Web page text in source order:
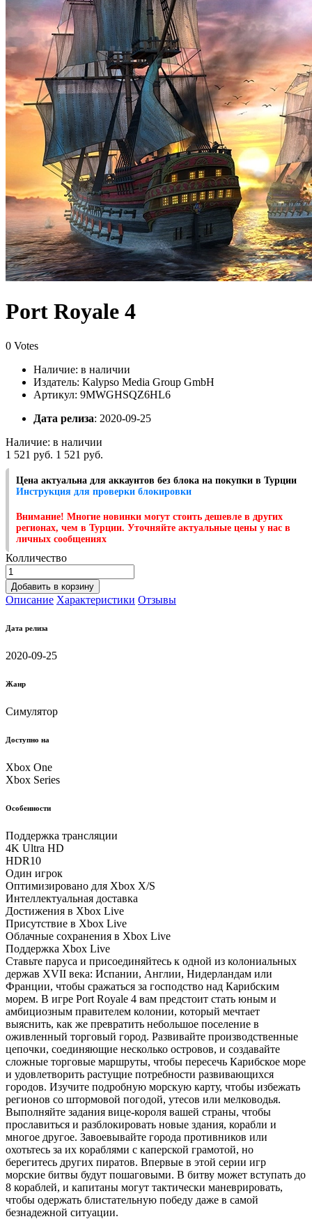
Port Royale 4
0 Votes
Наличие: в наличии
Издатель: Kalypso Media Group GmbH
Артикул: 9MWGHSQZ6HL6
Дата релиза: 2020-09-25
Наличие: в наличии
1 521 руб. 1 521 руб.
Цена актуальна для аккаунтов без блока на покупки в Турции
Инструкция для проверки блокировки
Внимание! Многие новинки могут стоить дешевле в других
регионах, чем в Турции. Уточняйте актуальные цены у нас в
личных сообщениях
Колличество
Добавить в корзину
Описание Характеристики Отзывы
Дата релиза
2020-09-25
Жанр
Симулятор
Доступно на
Xbox One
Xbox Series
Особенности
Поддержка трансляции
4K Ultra HD
HDR10
Один игрок
Оптимизировано для Xbox X/S
Интеллектуальная доставка
Достижения в Xbox Live
Присутствие в Xbox Live
Облачные соxранения в Xbox Live
Поддержка Xbox Live
Ставьте паруса и присоединяйтесь к одной из колониальных
держав XVII века: Испании, Англии, Нидерландам или
Франции, чтобы сражаться за господство над Карибским
морем. В игре Port Royale 4 вам предстоит стать юным и
амбициозным правителем колонии, который мечтает
выяснить, как же превратить небольшое поселение в
оживленный торговый город. Развивайте производственные
цепочки, соединяющие несколько островов, и создавайте
сложные торговые маршруты, чтобы пересечь Карибское море
и удовлетворить растущие потребности развивающихся
городов. Изучите подробную морскую карту, чтобы избежать
регионов со штормовой погодой, утесов или мелководья.
Выполняйте задания вице-короля вашей страны, чтобы
прославиться и разблокировать новые здания, корабли и
многое другое. Завоевывайте города противников или
охотьтесь за их кораблями с каперской грамотой, но
берегитесь других пиратов. Впервые в этой серии игр
морские битвы будут пошаговыми. В битву может вступать до
8 кораблей, и капитаны могут тактически маневрировать,
чтобы одержать блистательную победу даже в самой
безнадежной ситуации.